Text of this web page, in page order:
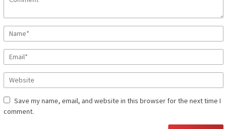
Save my name, email, and website in this browser for the next time I
comment.